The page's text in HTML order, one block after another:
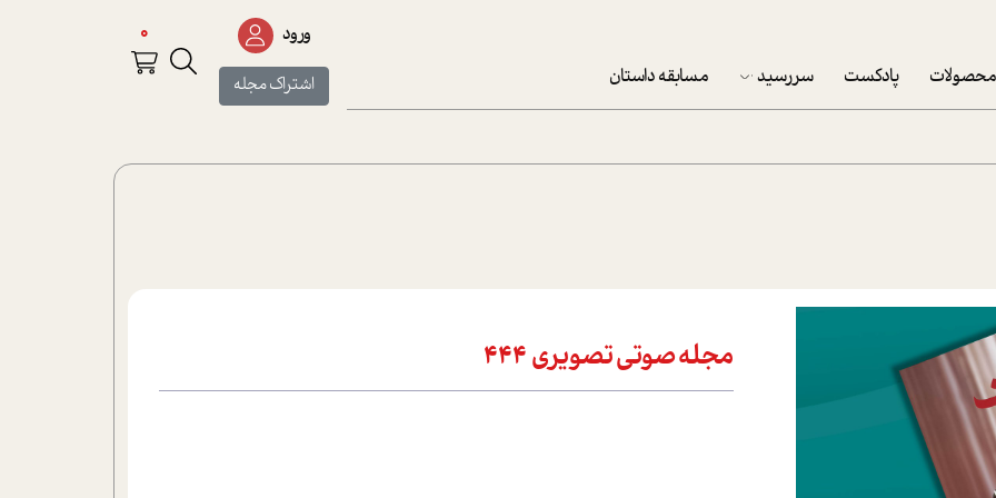
محصولات پادکست سررسید مسابقه داستان
ورود
اشتراک مجله
0
مجله صوتي تصويري 444